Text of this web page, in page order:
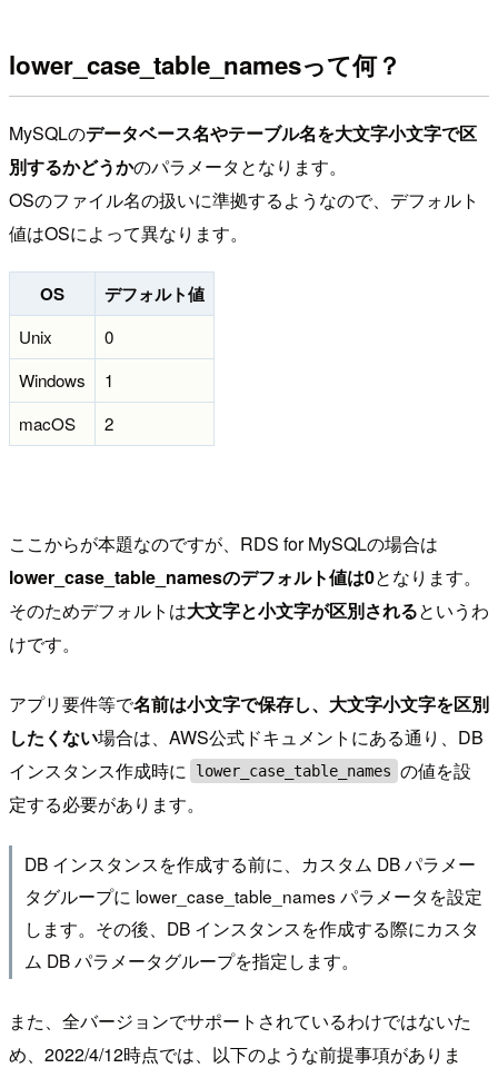
lower_case_table_namesって何？
MySQLのデータベース名やテーブル名を大文字小文字で区
別するかどうかのパラメータとなります。
OSのファイル名の扱いに準拠するようなので、デフォルト
値はOSによって異なります。
OS デフォルト値
Unix
0
Windows
1
macOS
2
ここからが本題なのですが、RDS for MySQLの場合は
lower_case_table_namesのデフォルト値は0となります。
そのためデフォルトは大文字と小文字が区別されるというわ
けです。
アプリ要件等で名前は小文字で保存し、大文字小文字を区別
したくない場合は、AWS公式ドキュメントにある通り、DB
インスタンス作成時に
lower_case_table_names の値を設
定する必要があります。
DB インスタンスを作成する前に、カスタム DB パラメー
タグループに lower_case_table_names パラメータを設定
します。その後、DB インスタンスを作成する際にカスタ
ム DB パラメータグループを指定します。
また、全バージョンでサポートされているわけではないた
め、2022/4/12時点では、以下のような前提事項がありま